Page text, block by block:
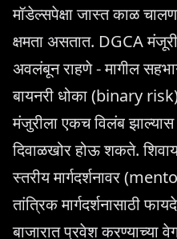
मॉडेल्सपेक्षा जास्त काळ
क्षमता असतात. DGCA
अवलंबून राहणे - मागील
बायनरी धोका (binary
मंजुरीला एकच विलंब झाल्यास
दिवाळखोर होऊ शकते.
स्तरीय मार्गदर्शनावर
तांत्रिक मार्गदर्शनासाठी
बाजारात प्रवेश